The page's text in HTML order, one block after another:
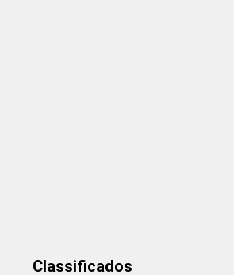
Classificados